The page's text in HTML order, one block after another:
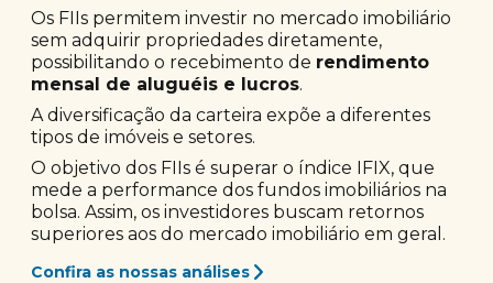
Os FIIs permitem investir no mercado imobiliário
sem adquirir propriedades diretamente,
possibilitando o recebimento de rendimento
mensal de aluguéis e lucros.
A diversificação da carteira expõe a diferentes
tipos de imóveis e setores.
O objetivo dos FIIs é superar o índice IFIX, que
mede a performance dos fundos imobiliários na
bolsa. Assim, os investidores buscam retornos
superiores aos do mercado imobiliário em geral.
Confira as nossas análises